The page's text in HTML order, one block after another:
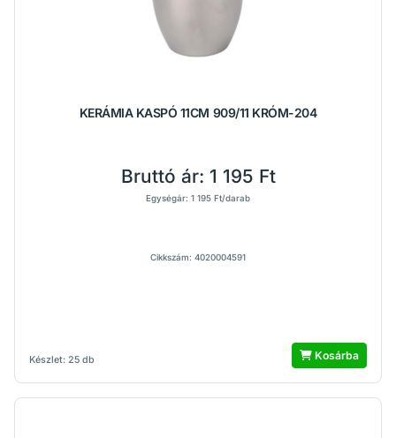
KERÁMIA KASPÓ 11CM 909/11 KRÓM-204
Készlet: 25 db
Bruttó ár: 1 195 Ft
Egységár: 1 195 Ft/darab
Cikkszám: 4020004591
Kosárba